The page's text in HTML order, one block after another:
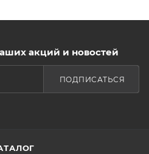
акций и новостей
ПОДПИСАТЬСЯ